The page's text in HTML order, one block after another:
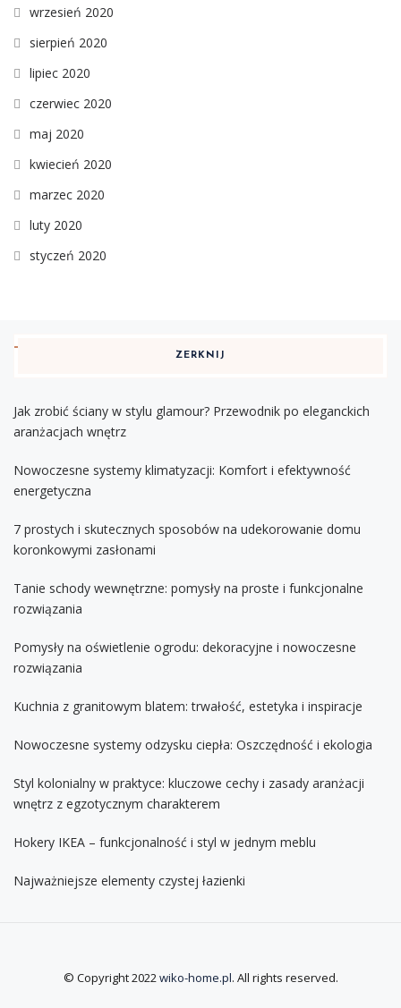
wrzesień 2020
sierpień 2020
lipiec 2020
czerwiec 2020
maj 2020
kwiecień 2020
marzec 2020
luty 2020
styczeń 2020
ZERKNIJ
Jak zrobić ściany w stylu glamour? Przewodnik po eleganckich
aranżacjach wnętrz
Nowoczesne systemy klimatyzacji: Komfort i efektywność
energetyczna
7 prostych i skutecznych sposobów na udekorowanie domu
koronkowymi zasłonami
Tanie schody wewnętrzne: pomysły na proste i funkcjonalne
rozwiązania
Pomysły na oświetlenie ogrodu: dekoracyjne i nowoczesne
rozwiązania
Kuchnia z granitowym blatem: trwałość, estetyka i inspiracje
Nowoczesne systemy odzysku ciepła: Oszczędność i ekologia
Styl kolonialny w praktyce: kluczowe cechy i zasady aranżacji
wnętrz z egzotycznym charakterem
Hokery IKEA – funkcjonalność i styl w jednym meblu
Najważniejsze elementy czystej łazienki
© Copyright 2022wiko-home.pl. All rights reserved.